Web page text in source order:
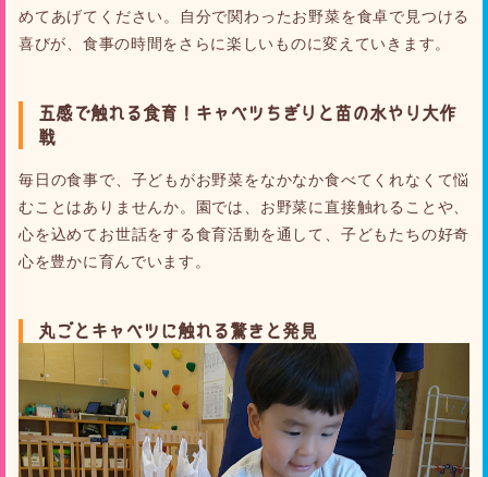
めてあげてください。自分で関わったお野菜を食卓で見つける
喜びが、食事の時間をさらに楽しいものに変えていきます。
五感で触れる食育！キャベツちぎりと苗の水やり大作
戦
毎日の食事で、子どもがお野菜をなかなか食べてくれなくて悩
むことはありませんか。園では、お野菜に直接触れることや、
心を込めてお世話をする食育活動を通して、子どもたちの好奇
心を豊かに育んでいます。
丸ごとキャベツに触れる驚きと発見